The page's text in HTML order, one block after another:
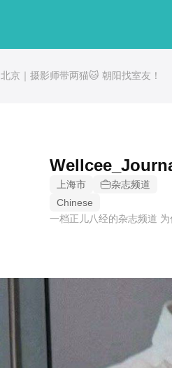
北京｜摄影师带两猫🐱 朝阳找室友！
上海市
杂志频道
Chinese
一档正儿八经的杂志频道